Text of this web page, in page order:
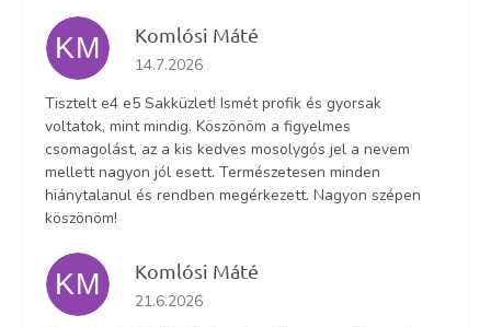
KM Komlósi Máté
Az áruház értékelése 5-ből 5 csillag.
14.7.2026
Tisztelt e4 e5 Sakküzlet! Ismét profik és gyorsak
voltatok, mint mindig. Köszönöm a figyelmes
csomagolást, az a kis kedves mosolygós jel a nevem
mellett nagyon jól esett. Természetesen minden
hiánytalanul és rendben megérkezett. Nagyon szépen
köszönöm!
KM Komlósi Máté
Az áruház értékelése 5-ből 5 csillag.
21.6.2026